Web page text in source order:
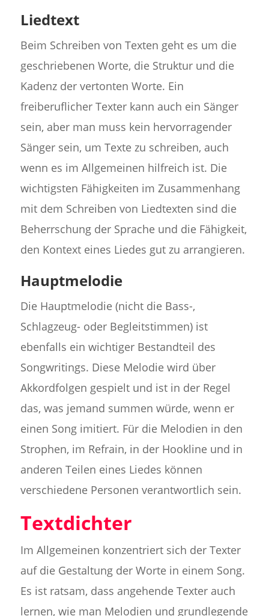
Liedtext
Beim Schreiben von Texten geht es um die
geschriebenen Worte, die Struktur und die
Kadenz der vertonten Worte. Ein
freiberuflicher Texter kann auch ein Sänger
sein, aber man muss kein hervorragender
Sänger sein, um Texte zu schreiben, auch
wenn es im Allgemeinen hilfreich ist. Die
wichtigsten Fähigkeiten im Zusammenhang
mit dem Schreiben von Liedtexten sind die
Beherrschung der Sprache und die Fähigkeit,
den Kontext eines Liedes gut zu arrangieren.
Hauptmelodie
Die Hauptmelodie (nicht die Bass-,
Schlagzeug- oder Begleitstimmen) ist
ebenfalls ein wichtiger Bestandteil des
Songwritings. Diese Melodie wird über
Akkordfolgen gespielt und ist in der Regel
das, was jemand summen würde, wenn er
einen Song imitiert. Für die Melodien in den
Strophen, im Refrain, in der Hookline und in
anderen Teilen eines Liedes können
verschiedene Personen verantwortlich sein.
Textdichter
Im Allgemeinen konzentriert sich der Texter
auf die Gestaltung der Worte in einem Song.
Es ist ratsam, dass angehende Texter auch
lernen, wie man Melodien und grundlegende